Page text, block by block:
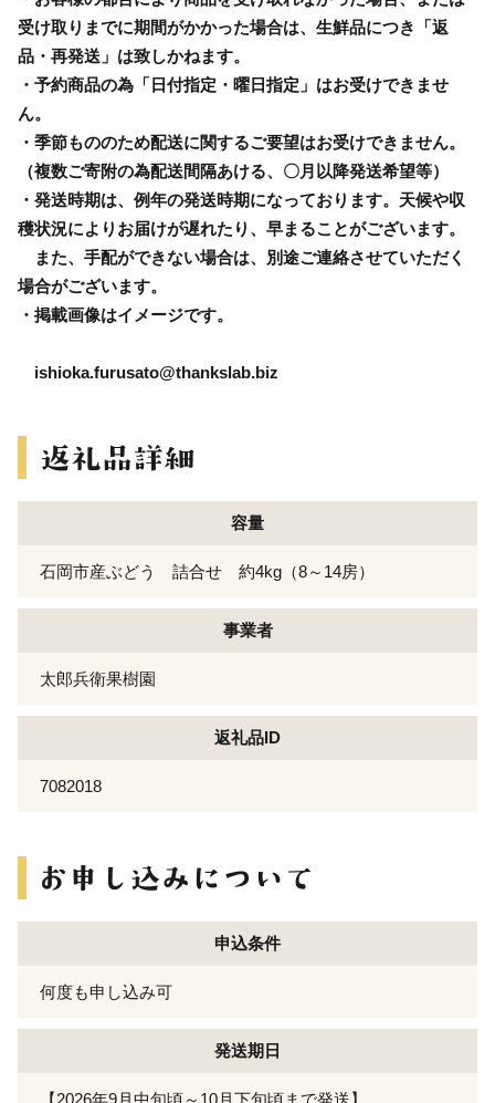
受け取りまでに期間がかかった場合は、生鮮品につき「返
品・再発送」は致しかねます。
・予約商品の為「日付指定・曜日指定」はお受けできませ
ん。
・季節もののため配送に関するご要望はお受けできません。
（複数ご寄附の為配送間隔あける、〇月以降発送希望等）
・発送時期は、例年の発送時期になっております。天候や収
穫状況によりお届けが遅れたり、早まることがございます。
また、手配ができない場合は、別途ご連絡させていただく
場合がございます。
・掲載画像はイメージです。
ishioka.furusato@thankslab.biz
容量
石岡市産ぶどう 詰合せ 約4kg（8～14房）
事業者
太郎兵衛果樹園
返礼品ID
7082018
申込条件
何度も申し込み可
発送期日
【2026年9月中旬頃～10月下旬頃まで発送】